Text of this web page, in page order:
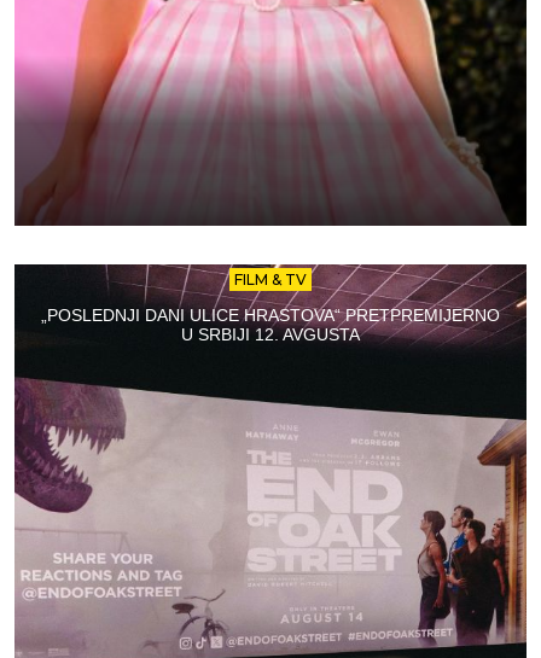
FILM & TV
„POSLEDNJI DANI ULICE HRASTOVA“ PRETPREMIJERNO
U SRBIJI 12. AVGUSTA